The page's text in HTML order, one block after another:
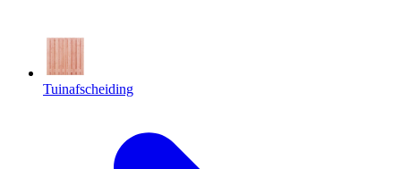
Tuinafscheiding